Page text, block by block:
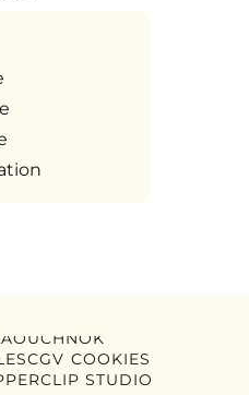
CGV COOKIES
STUDIO